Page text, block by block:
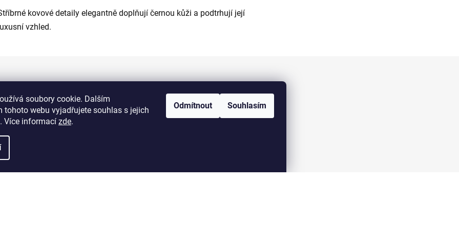
soubory cookie. Dalším
tohoto webu vyjadřujete souhlas s jejich
Více informací zde.
Odmítnout Souhlasím
kovové detaily elegantně doplňují černou kůži a podtrhují její
vzhled.
Informace pro vás
Kontakty
Facebook